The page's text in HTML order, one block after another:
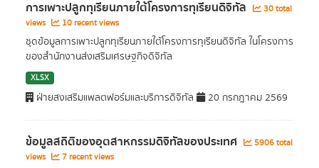
การเพาะปลูกทุเรียนภายใต้โครงการทุเรียนดิจิทัล
30 total
views
10 recent views
ชุดข้อมูลการเพาะปลูกทุเรียนภายใต้โครงการทุเรียนดิจิทัล ในโครงการ
ของสำนักงานส่งเสริมเศรษฐกิจดิจิทัล
XLSX
ฝ่ายสงเสริมแพลตฟอร์มและบริการดิจิทัล 20 กรกฎาคม 2569
ข้อมูลสถิติของอุตสาหกรรมดิจิทัลของประเทศ
5906 total
views
7 recent views